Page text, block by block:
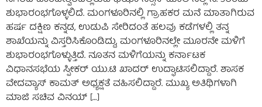
ಶುಭಾರಂಭಗೊಳ್ಳಲಿದೆ. ಮಂಗಳೂರಿನಲ್ಲಿ ಗ್ರಾಹಕರ ಮನೆ ಮಾತಾಗಿರುವ
ಹರ್ಷ ದಕ್ಷಿಣ ಕನ್ನಡ, ಉಡುಪಿ ಸೇರಿದಂತೆ ಹಲವು ಕಡೆಗಳಲ್ಲಿ ತನ್ನ
ಶಾಖೆಯನ್ನು ವಿಸ್ತರಿಸಿಕೊಂಡಿದ್ದು, ಮಂಗಳೂರಿನಲ್ಲೇ ಮೂರನೇ ಮಳಿಗೆ
ಶುಭಾರಂಭಗೊಳ್ಳುತ್ತಿದೆ. ನೂತನ ಮಳಿಗೆಯನ್ನು ಕರ್ನಾಟಕ
ವಿಧಾನಸಭೆಯ ಸ್ಪೀಕರ್ ಯು.ಟಿ ಖಾದರ್ ಉದ್ಘಾಟಿಸಲಿದ್ದಾರೆ. ಶಾಸಕ
ವೇದವ್ಯಾಸ್ ಕಾಮತ್ ಅಧ್ಯಕ್ಷತೆ ವಹಿಸಲಿದ್ದಾರೆ. ಮುಖ್ಯ ಅತಿಥಿಗಳಾಗಿ
ಮಾಜಿ ಸಚಿವ ವಿನಯ್ […]